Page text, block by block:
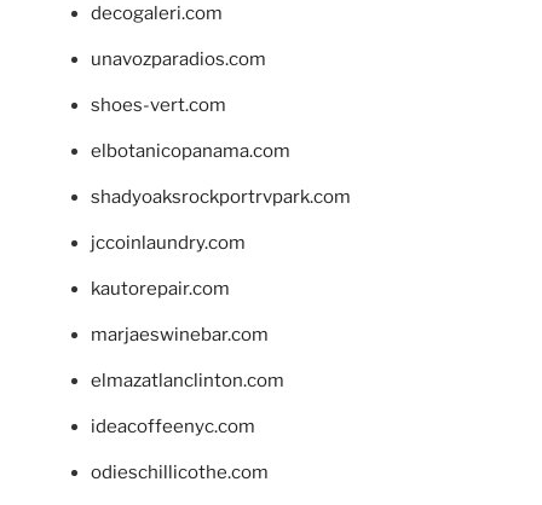
decogaleri.com
unavozparadios.com
shoes-vert.com
elbotanicopanama.com
shadyoaksrockportrvpark.com
jccoinlaundry.com
kautorepair.com
marjaeswinebar.com
elmazatlanclinton.com
ideacoffeenyc.com
odieschillicothe.com